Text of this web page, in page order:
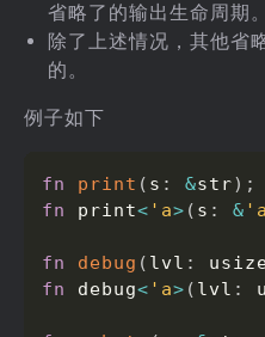
省略了的输出生命周期。
除了上述情况，其他省
的。
例子如下
fn print ( s : &str) ;
fn
print< 'a> ( s : & 'a
fn debug ( lvl :
fn
debug< 'a> ( lvl :